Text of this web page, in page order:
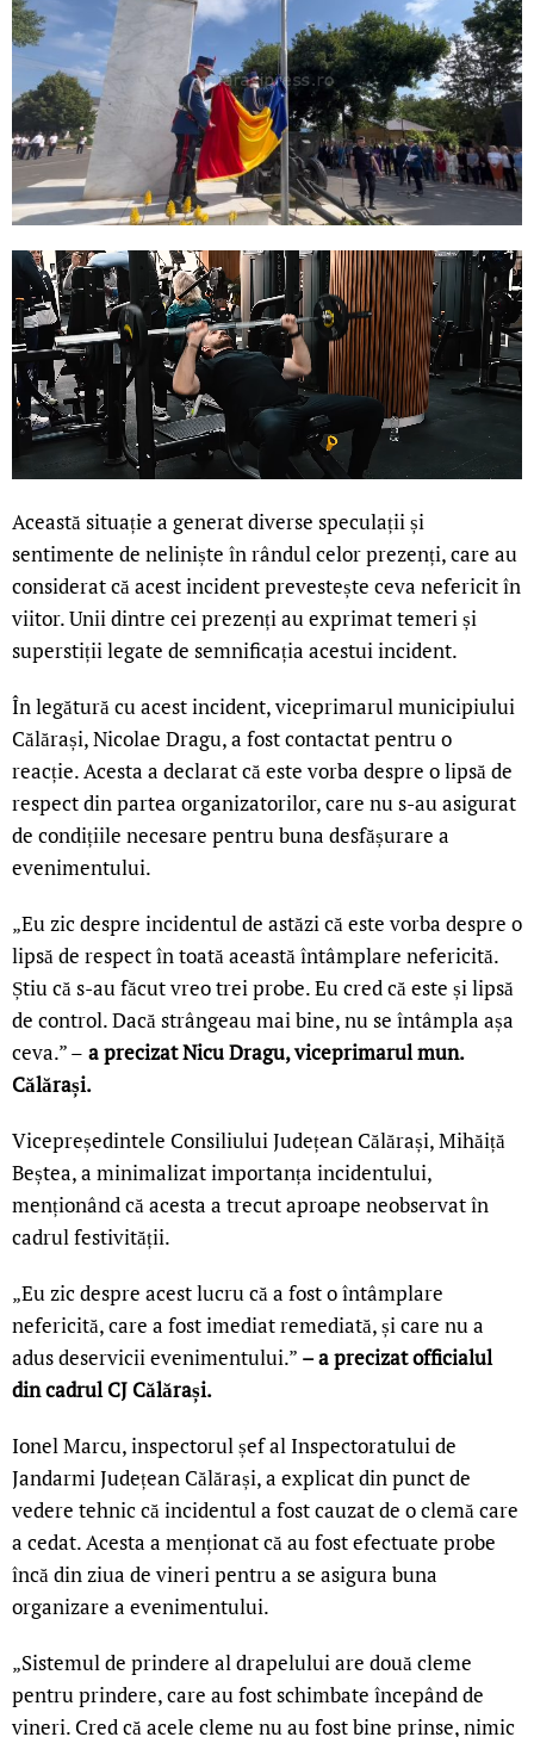
Această situație a generat diverse speculații și
sentimente de neliniște în rândul celor prezenți, care au
considerat că acest incident prevestește ceva nefericit în
viitor. Unii dintre cei prezenți au exprimat temeri și
superstiții legate de semnificația acestui incident.
În legătură cu acest incident, viceprimarul municipiului
Călărași, Nicolae Dragu, a fost contactat pentru o
reacție. Acesta a declarat că este vorba despre o lipsă de
respect din partea organizatorilor, care nu s-au asigurat
de condițiile necesare pentru buna desfășurare a
evenimentului.
„Eu zic despre incidentul de astăzi că este vorba despre o
lipsă de respect în toată această întâmplare nefericită.
Știu că s-au făcut vreo trei probe. Eu cred că este și lipsă
de control. Dacă strângeau mai bine, nu se întâmpla așa
ceva.” – a precizat Nicu Dragu, viceprimarul mun.
Călărași.
Vicepreședintele Consiliului Județean Călărași, Mihăiță
Beștea, a minimalizat importanța incidentului,
menționând că acesta a trecut aproape neobservat în
cadrul festivității.
„Eu zic despre acest lucru că a fost o întâmplare
nefericită, care a fost imediat remediată, și care nu a
adus deservicii evenimentului.” – a precizat officialul
din cadrul CJ Călărași.
Ionel Marcu, inspectorul șef al Inspectoratului de
Jandarmi Județean Călărași, a explicat din punct de
vedere tehnic că incidentul a fost cauzat de o clemă care
a cedat. Acesta a menționat că au fost efectuate probe
încă din ziua de vineri pentru a se asigura buna
organizare a evenimentului.
„Sistemul de prindere al drapelului are două cleme
pentru prindere, care au fost schimbate începând de
vineri. Cred că acele cleme nu au fost bine prinse, nimic